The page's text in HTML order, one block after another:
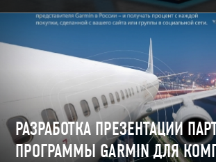
РАЗРАБОТКА ПРЕЗЕНТАЦИИ
ПРОГРАММЫ GARMIN ДЛЯ